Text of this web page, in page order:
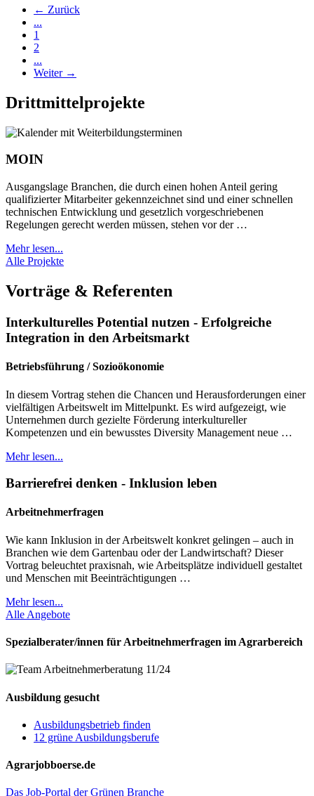
← Zurück
...
1
2
...
Weiter →
Drittmittelprojekte
MOIN
Ausgangslage Branchen, die durch einen hohen Anteil gering
qualifizierter Mitarbeiter gekennzeichnet sind und einer schnellen
technischen Entwicklung und gesetzlich vorgeschriebenen
Regelungen gerecht werden müssen, stehen vor der …
Mehr lesen...
Alle Projekte
Vorträge & Referenten
Interkulturelles Potential nutzen - Erfolgreiche
Integration in den Arbeitsmarkt
Betriebsführung / Sozioökonomie
In diesem Vortrag stehen die Chancen und Herausforderungen einer
vielfältigen Arbeitswelt im Mittelpunkt. Es wird aufgezeigt, wie
Unternehmen durch gezielte Förderung interkultureller
Kompetenzen und ein bewusstes Diversity Management neue …
Mehr lesen...
Barrierefrei denken - Inklusion leben
Arbeitnehmerfragen
Wie kann Inklusion in der Arbeitswelt konkret gelingen – auch in
Branchen wie dem Gartenbau oder der Landwirtschaft? Dieser
Vortrag beleuchtet praxisnah, wie Arbeitsplätze individuell gestaltet
und Menschen mit Beeinträchtigungen …
Mehr lesen...
Alle Angebote
Spezialberater/innen für Arbeitnehmerfragen im Agrarbereich
Ausbildung gesucht
Ausbildungsbetrieb finden
12 grüne Ausbildungsberufe
Agrarjobboerse.de
Das Job-Portal der Grünen Branche